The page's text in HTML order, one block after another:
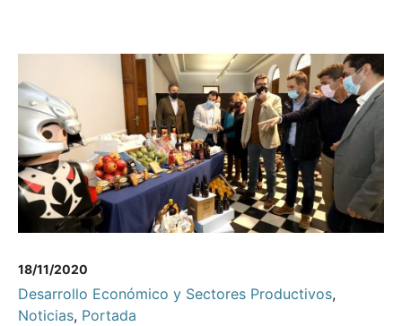
18/11/2020
Desarrollo Económico y Sectores Productivos,
Noticias, Portada